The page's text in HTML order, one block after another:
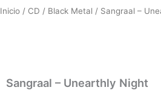
Inicio / CD / Black Metal / Sangraal –
Sangraal – Unearthly Night